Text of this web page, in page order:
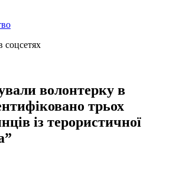
соцсетях
волонтерку в
трьох
із терористичної